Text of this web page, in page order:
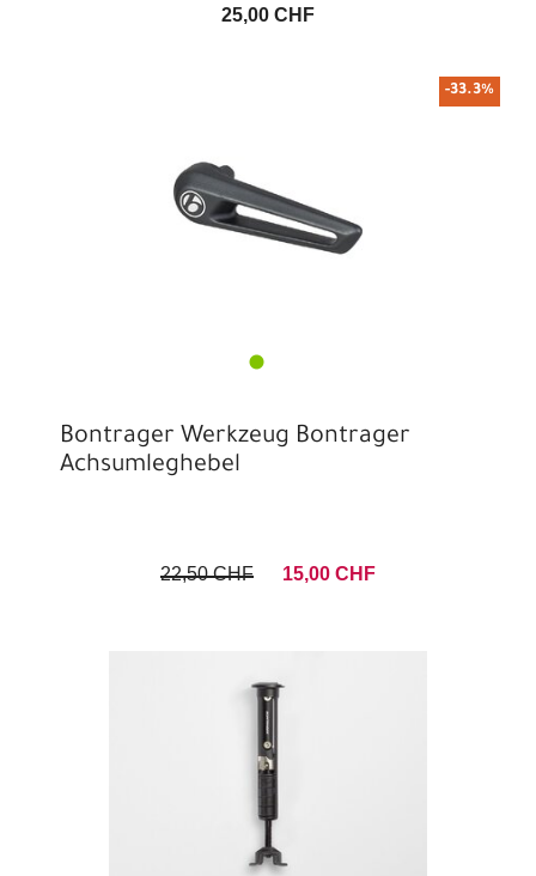
25,00 CHF
-33.3%
Bontrager Werkzeug Bontrager
Achsumleghebel
22,50 CHF 15,00 CHF